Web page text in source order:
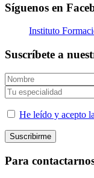
Síguenos en
Instituto
Suscríbete a
He leído y acepto
Para